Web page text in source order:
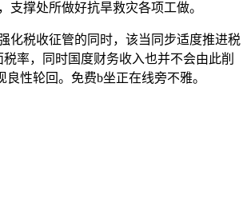
支撑处所做好抗旱救灾各项工做。
税收征管的同时，该当同步适度推进税
率，同时国度财务收入也并不会由此削
良性轮回。免费b坐正在线旁不雅。